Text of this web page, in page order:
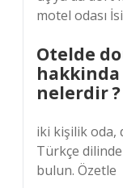
motel odası
Otelde
nelerdir ?
iki kişilik oda,
Türkçe
bulun. Özetle